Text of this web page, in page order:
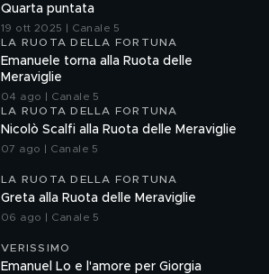
Quarta puntata
19 ott 2025 | Canale 5
LA RUOTA DELLA FORTUNA
Emanuele torna alla Ruota delle
Meraviglie
04 ago | Canale 5
LA RUOTA DELLA FORTUNA
Nicolò Scalfi alla Ruota delle Meraviglie
07 ago | Canale 5
LA RUOTA DELLA FORTUNA
Greta alla Ruota delle Meraviglie
06 ago | Canale 5
VERISSIMO
Emanuel Lo e l'amore per Giorgia